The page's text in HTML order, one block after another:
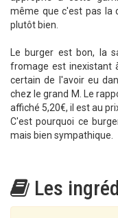
même que c'est pas la
plutôt bien.
Le burger est bon, la
fromage est inexistant
certain de l'avoir eu
chez le grand M. Le
affiché 5,20€, il est au
C'est pourquoi ce
mais bien sympathique.
Les